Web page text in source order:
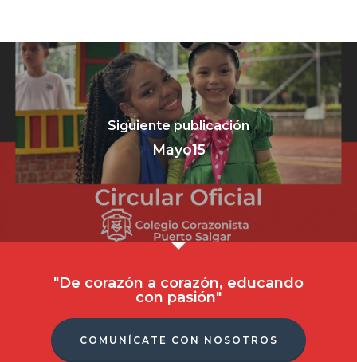
Siguiente publicación
Mayo15
"De corazón a corazón, educando
con pasión"
COMUNÍCATE CON NOSOTROS
Celular: (+57) 316
- 315 407 7569
Nuestro Colegio
Noticias
Pastoral
Galería
Contacto